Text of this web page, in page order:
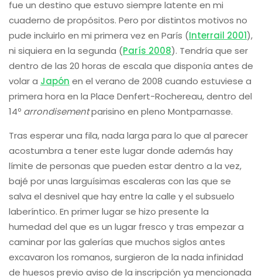
fue un destino que estuvo siempre latente en mi
cuaderno de propósitos. Pero por distintos motivos no
pude incluirlo en mi primera vez en París (Interrail 2001),
ni siquiera en la segunda (París 2008). Tendría que ser
dentro de las 20 horas de escala que disponía antes de
volar a Japón en el verano de 2008 cuando estuviese a
primera hora en la Place Denfert-Rochereau, dentro del
14º arrondisementparisino en pleno Montparnasse.
Tras esperar una fila, nada larga para lo que al parecer
acostumbra a tener este lugar donde además hay
límite de personas que pueden estar dentro a la vez,
bajé por unas larguísimas escaleras con las que se
salva el desnivel que hay entre la calle y el subsuelo
laberíntico. En primer lugar se hizo presente la
humedad del que es un lugar fresco y tras empezar a
caminar por las galerías que muchos siglos antes
excavaron los romanos, surgieron de la nada infinidad
de huesos previo aviso de la inscripción ya mencionada